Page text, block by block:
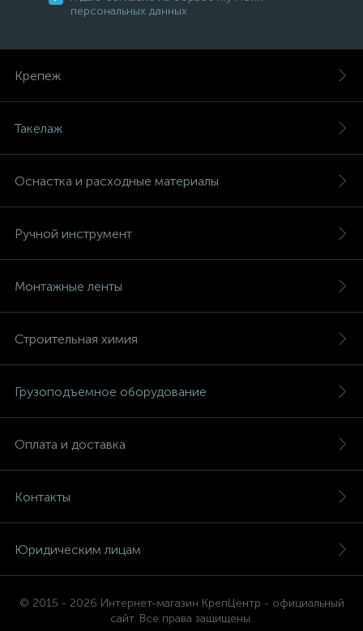
персональных данных
Крепеж
Такелаж
Оснастка и расходные материалы
Ручной инструмент
Монтажные ленты
Строительная химия
Грузоподъемное оборудование
Оплата и доставка
Контакты
Юридическим лицам
© 2015 - 2026 Интернет-магазин КрепЦентр - официальный
сайт. Все права защищены.